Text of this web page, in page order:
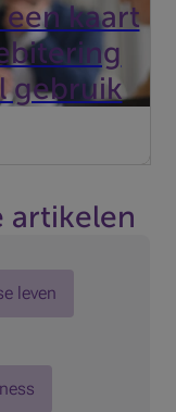
een kaart
gebruik
artikelen
leven